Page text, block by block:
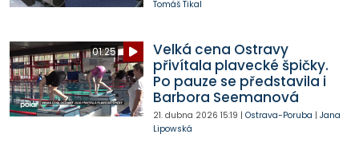
Tomáš Tikal
01:25
Velká cena Ostravy
přivítala plavecké špičky.
Po pauze se představila i
Barbora Seemanová
21. dubna 2026 15:19 | Ostrava-Poruba | Jana
Lipowská